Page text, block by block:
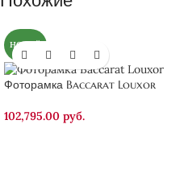
НОВЫЙ
Фоторамка Baccarat Louxor
102,795.00 руб.